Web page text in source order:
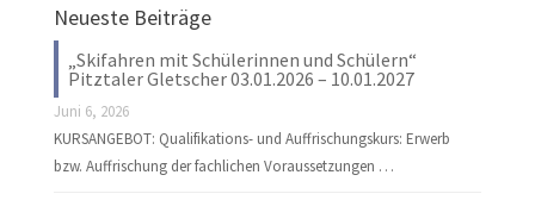
Neueste Beiträge
„Skifahren mit Schülerinnen und Schülern“
Pitztaler Gletscher 03.01.2026 – 10.01.2027
Juni 6, 2026
KURSANGEBOT: Qualifikations- und Auffrischungskurs: Erwerb
bzw. Auffrischung der fachlichen Voraussetzungen …